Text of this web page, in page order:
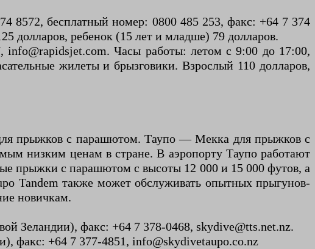
8572, бесплатный номер: 0800 485 253, факс: +64 7 374
долларов, ребенок (15 лет и младше) 79 долларов.
Часы работы: летом с 9:00 до 17:00,
жилеты и брызговики. Взрослый 110 долларов,
прыжков с парашютом. Таупо — Мекка для прыжков с
низким ценам в стране. В аэропорту Таупо работают
прыжки с парашютом с высоты 12 000 и 15 000 футов, а
Tandem также может обслуживать опытных прыгунов-
новичкам.
Зеландии), факс: +64 7 378-0468, skydive@tts.net.nz.
факс: +64 7 377-4851, info@skydivetaupo.co.nz